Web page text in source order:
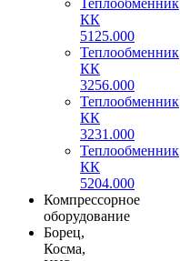
КК
5125.000
Теплообменник
КК
3256.000
Теплообменник
КК
3231.000
Теплообменник
КК
5204.000
Компрессорное
оборудование
Борец,
Косма,